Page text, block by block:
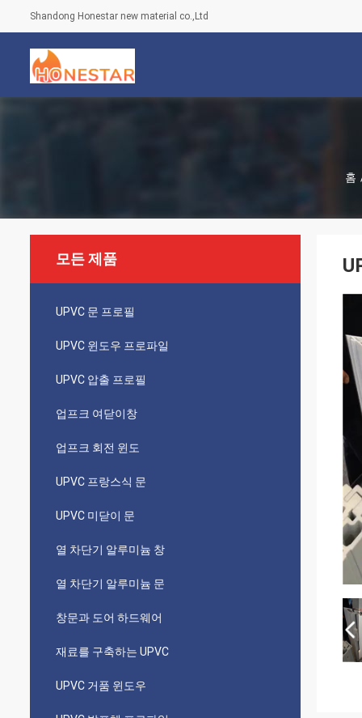
Shandong Honestar new material co.,Ltd
홈
모든 제품
UPVC 문 프로필
UPVC 윈도우 프로파일
UPVC 압출 프로필
업프크 여닫이창
업프크 회전 윈도
UPVC 프랑스식 문
UPVC 미닫이 문
열 차단기 알루미늄 창
열 차단기 알루미늄 문
창문과 도어 하드웨어
재료를 구축하는 UPVC
UPVC 거품 윈도우